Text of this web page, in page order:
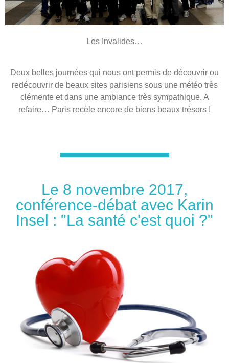
Les Invalides…
Deux belles journées qui nous ont permis de découvrir ou
redécouvrir de beaux sites parisiens sous une météo très
clémente et dans une ambiance très sympathique. A
refaire… Paris recèle encore de biens beaux trésors !
Le 8 novembre 2017,
conférence-débat avec Karin
Insel : "La santé c'est quoi ?"